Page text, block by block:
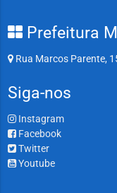
Prefeitura
Rua Marcos Parente,
Siga-nos
Instagram
Facebook
Twitter
Youtube